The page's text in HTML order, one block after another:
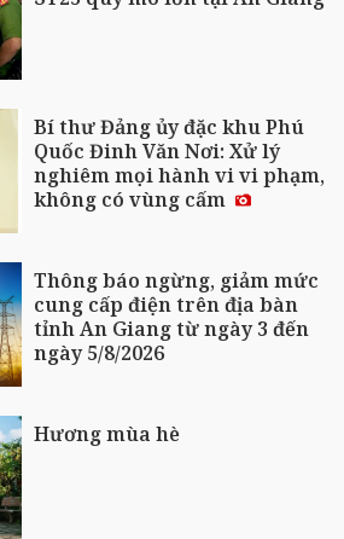
Bí thư Đảng ủy đặc khu Phú
Quốc Đinh Văn Nơi: Xử lý
nghiêm mọi hành vi vi phạm,
không có vùng cấm
Thông báo ngừng, giảm mức
cung cấp điện trên địa bàn
tỉnh An Giang từ ngày 3 đến
ngày 5/8/2026
Hương mùa hè